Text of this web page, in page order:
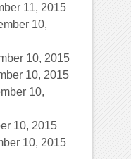
11, 2015
10,
10, 2015
10, 2015
10,
10, 2015
10, 2015